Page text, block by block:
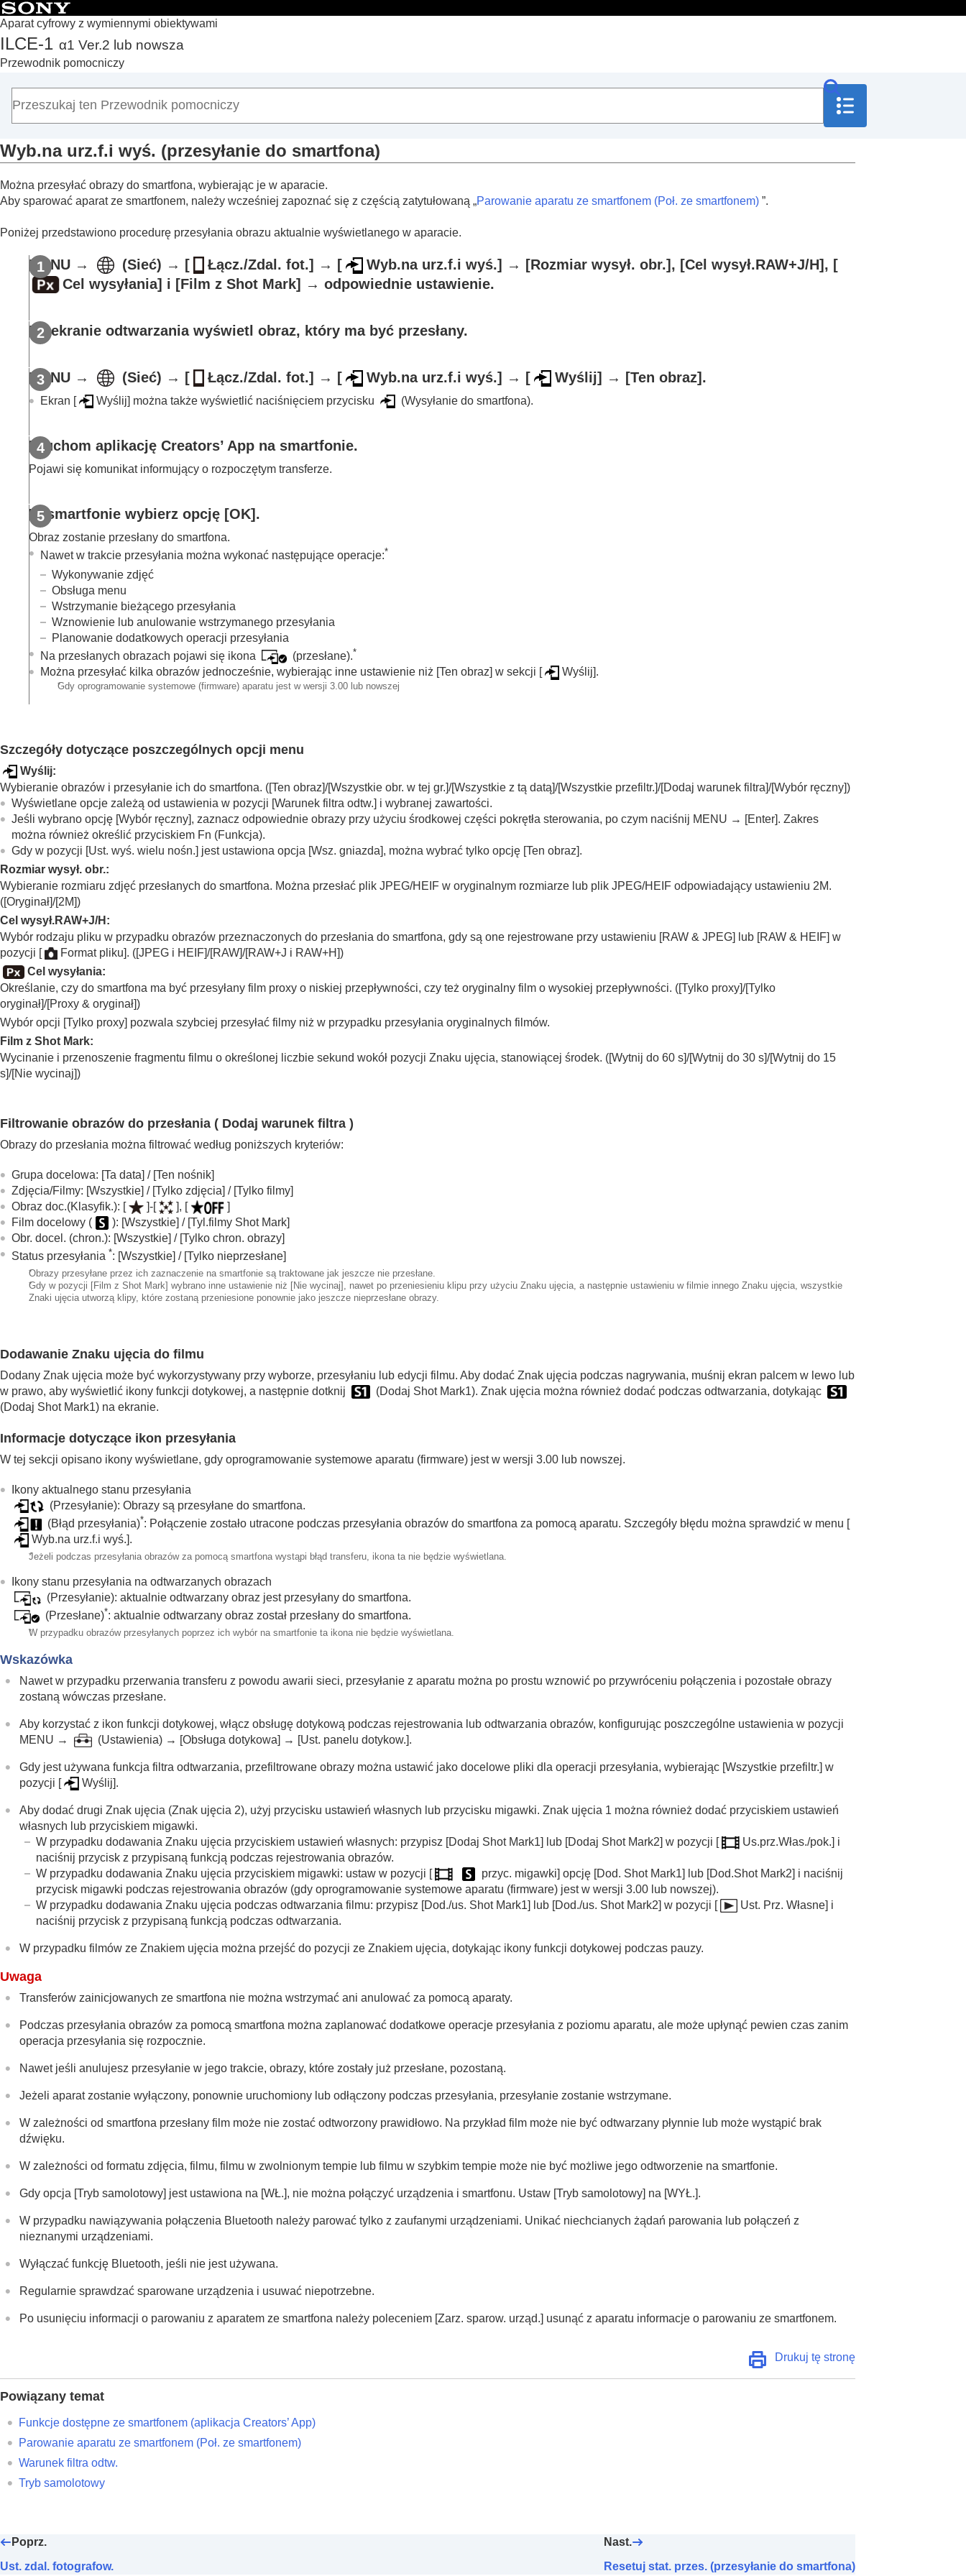
Aparat cyfrowy z wymiennymi obiektywami
ILCE-1 α1 Ver.2 lub nowsza
Przewodnik pomocniczy
Początek
Korzystanie z pozycji „Przewodnik pomocniczy”
Uwagi dotyczące korzystania z aparatu
Sprawdzenie aparatu i dostarczonych elementów
Czynności podstawowe
Znajdowanie funkcji w MENU
Korzystanie z funkcji rejestrowania obrazów
Dostosowywanie aparatu
Zmiana ustawień aparatu
Funkcje dostępne w smartfonie
C3 Portal
Używanie smartfona jako pilota zdalnego sterowania
Przesyłanie obrazów do smartfonu
Resetuj stat. przes. (przesyłanie do smartfona)
Podłączanie przy wyłączonym aparacie.
Korzystanie z komputera
Korzystanie z usługi w chmurze
Dodatek
W razie problemów
Wyb.na urz.f.i wyś. (przesyłanie do smartfona)
Można przesyłać obrazy do smartfona, wybierając je w aparacie.
Aby sparować aparat ze smartfonem, należy wcześniej zapoznać się z częścią zatytułowaną „Parowanie aparatu ze smartfonem (Poł. ze smartfonem) ”.
Poniżej przedstawiono procedurę przesyłania obrazu aktualnie wyświetlanego w aparacie.
MENU → (Sieć) → [ Łącz./Zdal. fot.] → [ Wyb.na urz.f.i wyś.] → [Rozmiar wysył. obr.], [Cel wysył.RAW+J/H], [
Cel wysyłania] i [Film z Shot Mark] → odpowiednie ustawienie.
Na ekranie odtwarzania wyświetl obraz, który ma być przesłany.
MENU → (Sieć) → [ Łącz./Zdal. fot.] → [ Wyb.na urz.f.i wyś.] → [ Wyślij] → [Ten obraz].
Ekran [ Wyślij] można także wyświetlić naciśnięciem przycisku (Wysyłanie do smartfona).
Uruchom aplikację Creators’ App na smartfonie.
Pojawi się komunikat informujący o rozpoczętym transferze.
W smartfonie wybierz opcję [OK].
Obraz zostanie przesłany do smartfona.
Nawet w trakcie przesyłania można wykonać następujące operacje:*
Wykonywanie zdjęć
Obsługa menu
Wstrzymanie bieżącego przesyłania
Wznowienie lub anulowanie wstrzymanego przesyłania
Planowanie dodatkowych operacji przesyłania
Na przesłanych obrazach pojawi się ikona
(przesłane).*
Można przesyłać kilka obrazów jednocześnie, wybierając inne ustawienie niż [Ten obraz] w sekcji [ Wyślij].
*Gdy oprogramowanie systemowe (firmware) aparatu jest w wersji 3.00 lub nowszej
Szczegóły dotyczące poszczególnych opcji menu
Wyślij:
Wybieranie obrazów i przesyłanie ich do smartfona. ([Ten obraz]/[Wszystkie obr. w tej gr.]/[Wszystkie z tą datą]/[Wszystkie przefiltr.]/[Dodaj warunek filtra]/[Wybór ręczny])
Wyświetlane opcje zależą od ustawienia w pozycji [Warunek filtra odtw.] i wybranej zawartości.
Jeśli wybrano opcję [Wybór ręczny], zaznacz odpowiednie obrazy przy użyciu środkowej części pokrętła sterowania, po czym naciśnij MENU → [Enter]. Zakres
można również określić przyciskiem Fn (Funkcja).
Gdy w pozycji [Ust. wyś. wielu nośn.] jest ustawiona opcja [Wsz. gniazda], można wybrać tylko opcję [Ten obraz].
Rozmiar wysył. obr.:
Wybieranie rozmiaru zdjęć przesłanych do smartfona. Można przesłać plik JPEG/HEIF w oryginalnym rozmiarze lub plik JPEG/HEIF odpowiadający ustawieniu 2M.
([Oryginał]/[2M])
Cel wysył.RAW+J/H :
Wybór rodzaju pliku w przypadku obrazów przeznaczonych do przesłania do smartfona, gdy są one rejestrowane przy ustawieniu [RAW & JPEG] lub [RAW & HEIF] w
pozycji [ Format pliku]. ([JPEG i HEIF]/[RAW]/[RAW+J i RAW+H])
Cel wysyłania:
Określanie, czy do smartfona ma być przesyłany film proxy o niskiej przepływności, czy też oryginalny film o wysokiej przepływności. ([Tylko proxy]/[Tylko
oryginał]/[Proxy & oryginał])
Wybór opcji [Tylko proxy] pozwala szybciej przesyłać filmy niż w przypadku przesyłania oryginalnych filmów.
Film z Shot Mark:
Wycinanie i przenoszenie fragmentu filmu o określonej liczbie sekund wokół pozycji Znaku ujęcia, stanowiącej środek. ([Wytnij do 60 s]/[Wytnij do 30 s]/[Wytnij do 15
s]/[Nie wycinaj])
Filtrowanie obrazów do przesłania ( Dodaj warunek filtra )
Obrazy do przesłania można filtrować według poniższych kryteriów:
Grupa docelowa: [Ta data] / [Ten nośnik]
Zdjęcia/Filmy: [Wszystkie] / [Tylko zdjęcia] / [Tylko filmy]
Obraz doc.(Klasyfik.): [ ]-[ ], [
]
Film docelowy (
): [Wszystkie] / [Tyl.filmy Shot Mark]
Obr. docel. (chron.): [Wszystkie] / [Tylko chron. obrazy]
Status przesyłania *: [Wszystkie] / [Tylko nieprzesłane]
*Obrazy przesyłane przez ich zaznaczenie na smartfonie są traktowane jak jeszcze nie przesłane.
*Gdy w pozycji [Film z Shot Mark] wybrano inne ustawienie niż [Nie wycinaj] , nawet po przeniesieniu klipu przy użyciu Znaku ujęcia, a następnie ustawieniu w filmie innego Znaku ujęcia, wszystkie
Znaki ujęcia utworzą klipy, które zostaną przeniesione ponownie jako jeszcze nieprzesłane obrazy.
Dodawanie Znaku ujęcia do filmu
Dodany Znak ujęcia może być wykorzystywany przy wyborze, przesyłaniu lub edycji filmu. Aby dodać Znak ujęcia podczas nagrywania, muśnij ekran palcem w lewo lub
w prawo, aby wyświetlić ikony funkcji dotykowej, a następnie dotknij
(Dodaj Shot Mark1). Znak ujęcia można również dodać podczas odtwarzania, dotykając
(Dodaj Shot Mark1) na ekranie.
Informacje dotyczące ikon przesyłania
W tej sekcji opisano ikony wyświetlane, gdy oprogramowanie systemowe aparatu (firmware) jest w wersji 3.00 lub nowszej.
Ikony aktualnego stanu przesyłania
(Przesyłanie): Obrazy są przesyłane do smartfona.
(Błąd przesyłania)*: Połączenie zostało utracone podczas przesyłania obrazów do smartfona za pomocą aparatu. Szczegóły błędu można sprawdzić w menu [
Wyb.na urz.f.i wyś.].
*Jeżeli podczas przesyłania obrazów za pomocą smartfona wystąpi błąd transferu, ikona ta nie będzie wyświetlana.
Ikony stanu przesyłania na odtwarzanych obrazach
(Przesyłanie): aktualnie odtwarzany obraz jest przesyłany do smartfona.
(Przesłane)*: aktualnie odtwarzany obraz został przesłany do smartfona.
*W przypadku obrazów przesyłanych poprzez ich wybór na smartfonie ta ikona nie będzie wyświetlana.
Wskazówka
Nawet w przypadku przerwania transferu z powodu awarii sieci, przesyłanie z aparatu można po prostu wznowić po przywróceniu połączenia i pozostałe obrazy
zostaną wówczas przesłane.
Aby korzystać z ikon funkcji dotykowej, włącz obsługę dotykową podczas rejestrowania lub odtwarzania obrazów, konfigurując poszczególne ustawienia w pozycji
MENU → (Ustawienia) → [Obsługa dotykowa] → [Ust. panelu dotykow.].
Gdy jest używana funkcja filtra odtwarzania, przefiltrowane obrazy można ustawić jako docelowe pliki dla operacji przesyłania, wybierając [Wszystkie przefiltr.] w
pozycji [ Wyślij].
Aby dodać drugi Znak ujęcia (Znak ujęcia 2), użyj przycisku ustawień własnych lub przycisku migawki. Znak ujęcia 1 można również dodać przyciskiem ustawień
własnych lub przyciskiem migawki.
W przypadku dodawania Znaku ujęcia przyciskiem ustawień własnych: przypisz [Dodaj Shot Mark1] lub [Dodaj Shot Mark2] w pozycji [ Us.prz.Włas./pok.] i
naciśnij przycisk z przypisaną funkcją podczas rejestrowania obrazów.
W przypadku dodawania Znaku ujęcia przyciskiem migawki: ustaw w pozycji [ przyc. migawki] opcję [Dod. Shot Mark1] lub [Dod.Shot Mark2] i naciśnij
przycisk migawki podczas rejestrowania obrazów (gdy oprogramowanie systemowe aparatu (firmware) jest w wersji 3.00 lub nowszej).
W przypadku dodawania Znaku ujęcia podczas odtwarzania filmu: przypisz [Dod./us. Shot Mark1] lub [Dod./us. Shot Mark2] w pozycji [ Ust. Prz. Własne] i
naciśnij przycisk z przypisaną funkcją podczas odtwarzania.
W przypadku filmów ze Znakiem ujęcia można przejść do pozycji ze Znakiem ujęcia, dotykając ikony funkcji dotykowej podczas pauzy.
Uwaga
Transferów zainicjowanych ze smartfona nie można wstrzymać ani anulować za pomocą aparaty.
Podczas przesyłania obrazów za pomocą smartfona można zaplanować dodatkowe operacje przesyłania z poziomu aparatu, ale może upłynąć pewien czas zanim
operacja przesyłania się rozpocznie.
Nawet jeśli anulujesz przesyłanie w jego trakcie, obrazy, które zostały już przesłane, pozostaną.
Jeżeli aparat zostanie wyłączony, ponownie uruchomiony lub odłączony podczas przesyłania, przesyłanie zostanie wstrzymane.
W zależności od smartfona przesłany film może nie zostać odtworzony prawidłowo. Na przykład film może nie być odtwarzany płynnie lub może wystąpić brak
dźwięku.
W zależności od formatu zdjęcia, filmu, filmu w zwolnionym tempie lub filmu w szybkim tempie może nie być możliwe jego odtworzenie na smartfonie.
Gdy opcja [Tryb samolotowy] jest ustawiona na [WŁ.], nie można połączyć urządzenia i smartfonu. Ustaw [Tryb samolotowy] na [WYŁ.].
W przypadku nawiązywania połączenia Bluetooth należy parować tylko z zaufanymi urządzeniami. Unikać niechcianych żądań parowania lub połączeń z
nieznanymi urządzeniami.
Wyłączać funkcję Bluetooth, jeśli nie jest używana.
Regularnie sprawdzać sparowane urządzenia i usuwać niepotrzebne.
Po usunięciu informacji o parowaniu z aparatem ze smartfona należy poleceniem [Zarz. sparow. urząd.] usunąć z aparatu informacje o parowaniu ze smartfonem.
Drukuj tę stronę
Powiązany temat
Funkcje dostępne ze smartfonem (aplikacja Creators’ App)
Parowanie aparatu ze smartfonem (Poł. ze smartfonem)
Warunek filtra odtw.
Tryb samolotowy
Poprz.
Ust. zdal. fotografow.
Nast.
Resetuj stat. przes. (przesyłanie do smartfona)